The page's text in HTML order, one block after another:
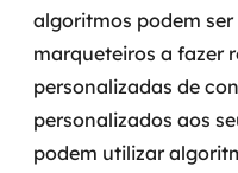
algoritmos podem
marqueteiros a fazer
personalizadas de
personalizados aos
podem utilizar